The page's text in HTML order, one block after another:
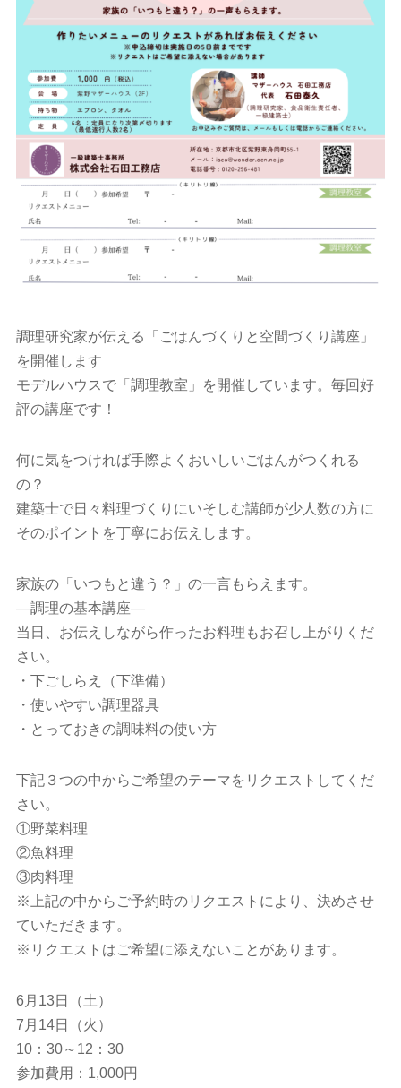
調理研究家が伝える「ごはんづくりと空間づくり講座」
を開催します
モデルハウスで「調理教室」を開催しています。毎回好
評の講座です！
何に気をつければ手際よくおいしいごはんがつくれる
の？
建築士で日々料理づくりにいそしむ講師が少人数の方に
そのポイントを丁寧にお伝えします。
家族の「いつもと違う？」の一言もらえます。
―調理の基本講座―
当日、お伝えしながら作ったお料理もお召し上がりくだ
さい。
・下ごしらえ（下準備）
・使いやすい調理器具
・とっておきの調味料の使い方
下記３つの中からご希望のテーマをリクエストしてくだ
さい。
①野菜料理
②魚料理
③肉料理
※上記の中からご予約時のリクエストにより、決めさせ
ていただきます。
※リクエストはご希望に添えないことがあります。
6月13日（土）
7月14日（火）
10：30～12：30
参加費用：1,000円